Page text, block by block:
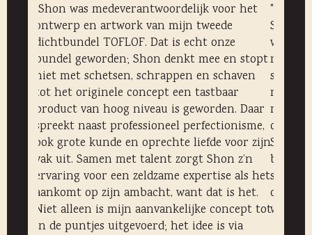
"Shon was medeverantwoordelijk voor het
ontwerp en artwork van mijn tweede
dichtbundel TOFLOF. Dat is echt onze
bundel geworden; Shon denkt mee en stopt
niet met schetsen, schrappen en schaven
tot het originele concept een tastbaar
product van hoog niveau is geworden. Daar
spreekt naast professioneel perfectionisme,
ook grote kunde en oprechte liefde voor zijn
vak uit. Samen met talent zorgt Shon z’n
ervaring voor een zeldzame expertise als het
aankomt op zijn ambacht, want dat is het.
Niet alleen is mijn aanvankelijke concept tot
in de puntjes uitgevoerd; het idee is via
"In het
Shon
super
mijn
onze
Shon
onze